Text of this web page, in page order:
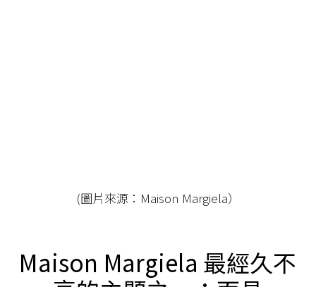
(圖片來源：Maison Margiela）
Maison Margiela 最經久不